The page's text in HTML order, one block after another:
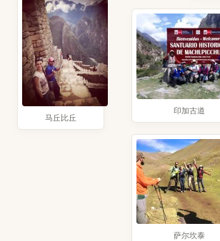
马丘比丘
印加古道
萨尔坎泰